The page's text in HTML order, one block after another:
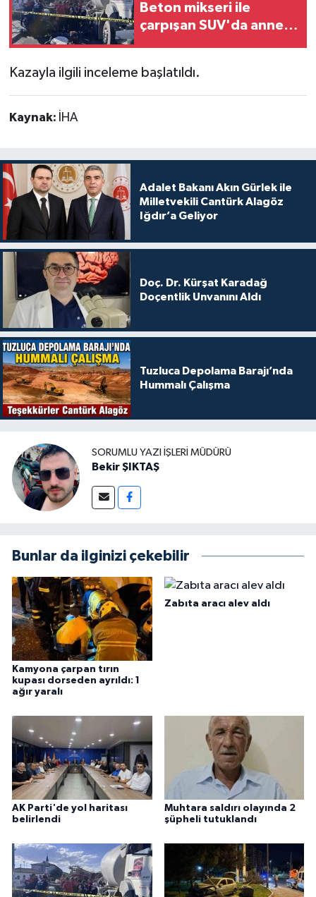
Beton mikseri ile
çarpışan SUV'da anne
Kazayla ilgili inceleme başlatıldı.
Kaynak: İHA
Adalet Bakanı Akın Gürlek ile
Milletvekili Cantürk Alagöz
Iğdır’a Geliyor
Doç. Dr. Kürşat Karadağ
Doçentlik Unvanını Aldı
Tuzluca Depolama Barajı’nda
Hummalı Çalışma
SORUMLU YAZI İŞLERI MÜDÜRÜ
Bekir ŞIKTAŞ
Bunlar da ilginizi çekebilir
Kamyona çarpan tırın
kupası dorseden ayrıldı: 1
ağır yaralı
Zabıta aracı alev aldı
AK Parti'de yol haritası
belirlendi
Muhtara saldırı olayında 2
şüpheli tutuklandı